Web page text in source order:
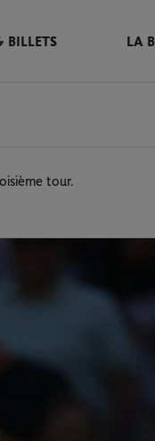
BILLETS LA
tour.